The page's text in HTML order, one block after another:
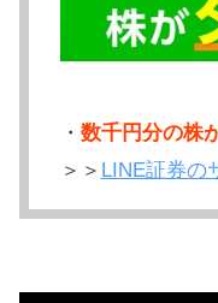
・ 数千円分の株
＞＞ LINE証券の